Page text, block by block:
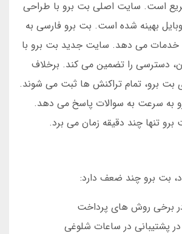
است. سایت اصلی بت برو با طراحی
بهینه شده است. بت برو فارسی به
خدمات می دهد. سایت جدید بت برو با
دسترسی را تضمین می کند. برخلاف
بت برو، تمام تراکنش ها ثبت می شوند.
به سرعت به سوالات پاسخ می دهد.
تنها چند دقیقه زمان می برد.
بت برو چند ضعف دارد:
برخی روش های پرداخت
پشتیبانی در ساعات شلوغی